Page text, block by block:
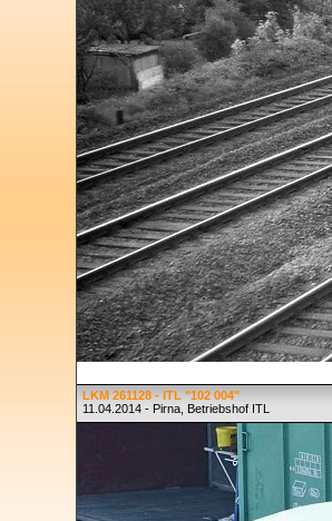
LKM 261128 - ITL "102 004"
11.04.2014 - Pirna, Betriebshof ITL